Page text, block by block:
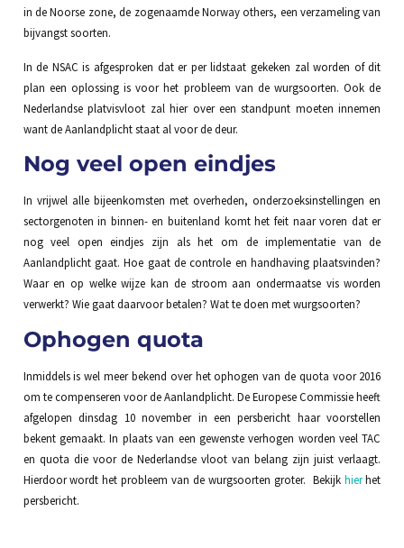
in de Noorse zone, de zogenaamde Norway others, een verzameling van
bijvangst soorten.
In de NSAC is afgesproken dat er per lidstaat gekeken zal worden of dit
plan een oplossing is voor het probleem van de wurgsoorten. Ook de
Nederlandse platvisvloot zal hier over een standpunt moeten innemen
want de Aanlandplicht staat al voor de deur.
Nog veel open eindjes
In vrijwel alle bijeenkomsten met overheden, onderzoeksinstellingen en
sectorgenoten in binnen- en buitenland komt het feit naar voren dat er
nog veel open eindjes zijn als het om de implementatie van de
Aanlandplicht gaat. Hoe gaat de controle en handhaving plaatsvinden?
Waar en op welke wijze kan de stroom aan ondermaatse vis worden
verwerkt? Wie gaat daarvoor betalen? Wat te doen met wurgsoorten?
Ophogen quota
Inmiddels is wel meer bekend over het ophogen van de quota voor 2016
om te compenseren voor de Aanlandplicht. De Europese Commissie heeft
afgelopen dinsdag 10 november in een persbericht haar voorstellen
bekent gemaakt. In plaats van een gewenste verhogen worden veel TAC
en quota die voor de Nederlandse vloot van belang zijn juist verlaagt.
Hierdoor wordt het probleem van de wurgsoorten groter. Bekijk hierhet
persbericht.